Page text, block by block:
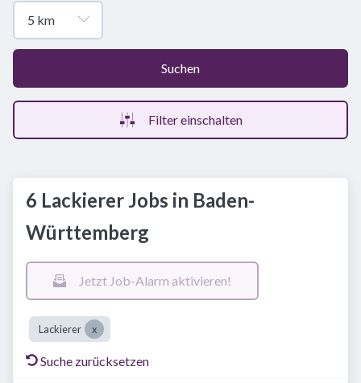
Suchen
Filter einschalten
6 Lackierer Jobs in Baden-
Württemberg
Jetzt Job-Alarm aktivieren!
Lackierer
Suche zurücksetzen